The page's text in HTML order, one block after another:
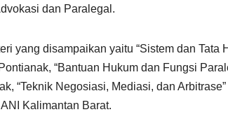
dan Paralegal.
yang disampaikan yaitu “Sistem dan Tata
“Bantuan Hukum dan Fungsi
“Teknik Negosiasi, Mediasi, dan
Kalimantan Barat.